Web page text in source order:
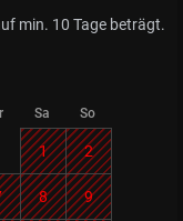
min. 10 Tage beträgt.
Sa So
1 2
8 9